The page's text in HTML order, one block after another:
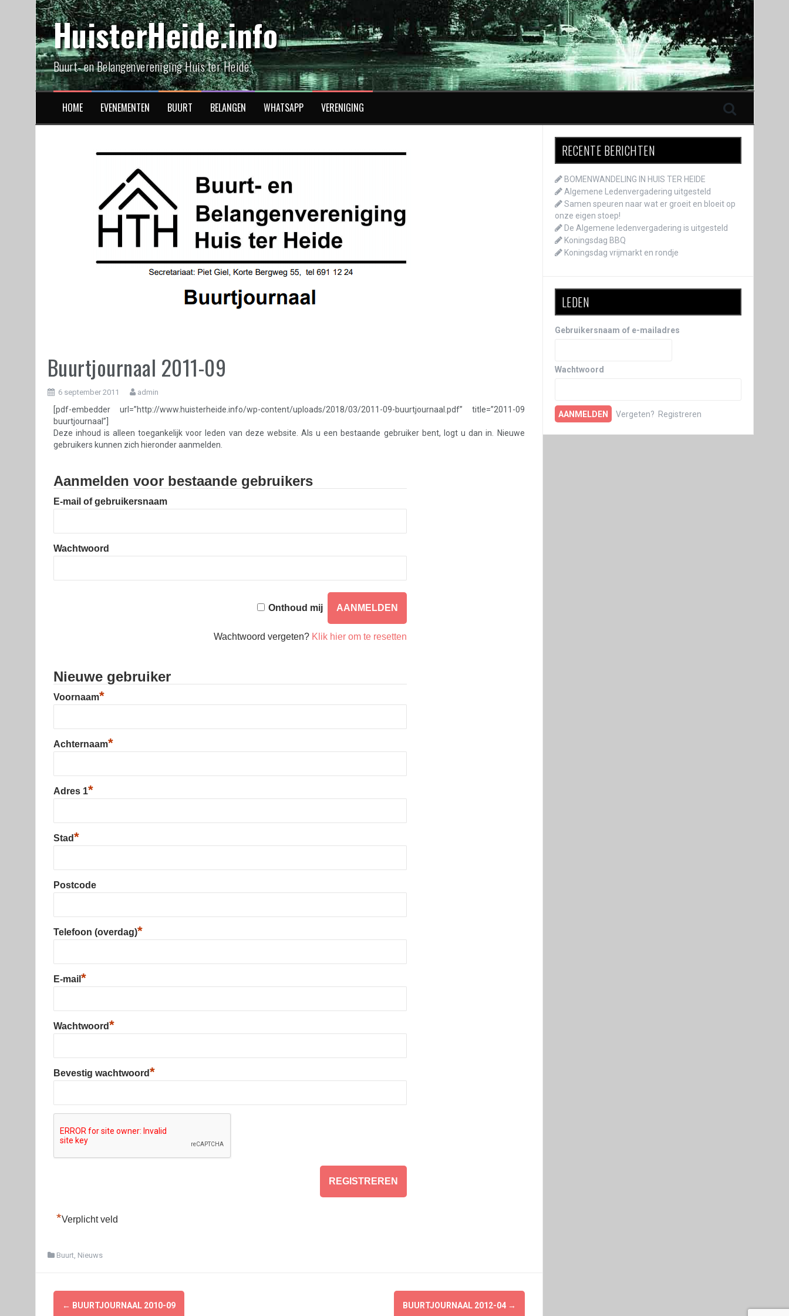
HuisterHeide.info
Buurt- en Belangenvereniging Huis ter Heide
HOME EVENEMENTEN BUURT BELANGEN WHATSAPP VERENIGING
Buurtjournaal 2011-09
6 september 2011 admin
[pdf-embedder url=”http://www.huisterheide.info/wp-content/uploads/2018/03/2011-09-buurtjournaal.pdf” title=”2011-09
buurtjournaal”]
Deze inhoud is alleen toegankelijk voor leden van deze website. Als u een bestaande gebruiker bent, logt u dan in. Nieuwe
gebruikers kunnen zich hieronder aanmelden.
Aanmelden voor bestaande gebruikers
E-mail of gebruikersnaam
Wachtwoord
Onthoud mij
Wachtwoord vergeten? Klik hier om te resetten
Nieuwe gebruiker
Voornaam*
Achternaam*
Adres 1*
Stad*
Postcode
Telefoon (overdag)*
E-mail *
Wachtwoord*
Bevestig wachtwoord*
*Verplicht veld
Buurt, Nieuws
Berichtnavigatie
← BUURTJOURNAAL 2010-09 BUURTJOURNAAL 2012-04 →
RECENTE BERICHTEN
BOMENWANDELING IN HUIS TER HEIDE
Algemene Ledenvergadering uitgesteld
Samen speuren naar wat er groeit en bloeit op
onze eigen stoep!
De Algemene ledenvergadering is uitgesteld
Koningsdag BBQ
Koningsdag vrijmarkt en rondje
LEDEN
Gebruikersnaam of e-mailadres
Wachtwoord
Vergeten? Registreren